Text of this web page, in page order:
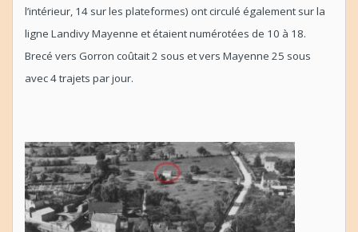
l’intérieur, 14 sur les plateformes) ont circulé également sur la
ligne Landivy Mayenne et étaient numérotées de 10 à 18.
Brecé vers Gorron coûtait 2 sous et vers Mayenne 25 sous
avec 4 trajets par jour.